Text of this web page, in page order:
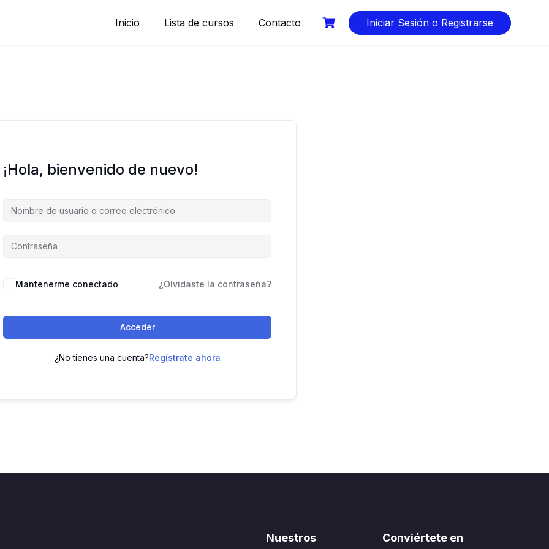
Inicio Lista de cursos Contacto Iniciar Sesión o Registrarse
¡Hola, bienvenido de nuevo!
Mantenerme conectado ¿Olvidaste la contraseña?
Acceder
¿No tienes una cuenta?Regístrate ahora
Nuestros Conviértete en